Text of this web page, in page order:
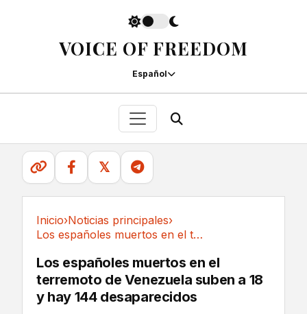
VOICE OF FREEDOM
Español
𝕏
Inicio›Noticias principales›
Los españoles muertos en el terremoto de...
Los españoles muertos en el
terremoto de Venezuela suben a 18
y hay 144 desaparecidos